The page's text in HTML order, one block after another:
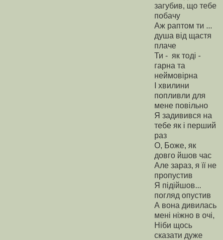
загубив, що тебе
побачу
Аж раптом ти ...
душа від щастя
плаче
Ти - як тоді -
гарна та
неймовірна
І хвилини
попливли для
мене повільно
Я задивився на
тебе як і перший
раз
О, Боже, як
довго йшов час
Але зараз, я її не
пропустив
Я підійшов...
погляд опустив
А вона дивилась
мені ніжно в очі,
Ніби щось
сказати дуже